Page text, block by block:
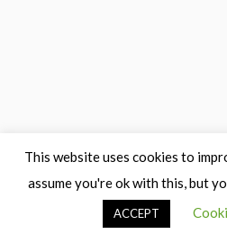
This website uses cookies to
assume you're ok with this, but
ACCEPT